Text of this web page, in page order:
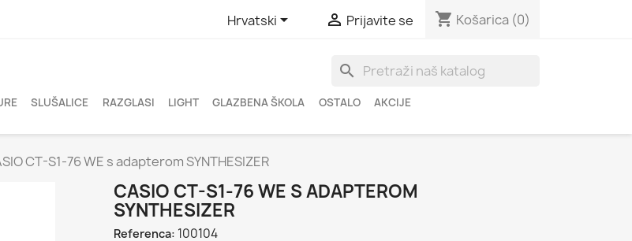
Hrvatski  Prijavite se shopping_cart Košarica (0)
search
SLUŠALICE RAZGLASI LIGHT GLAZBENA ŠKOLA OSTALO AKCIJE
CT-S1-76 WE s adapterom SYNTHESIZER
CASIO CT-S1-76 WE S ADAPTEROM
SYNTHESIZER
Referenca: 100104